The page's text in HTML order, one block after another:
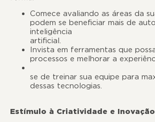
Comece avaliando as áreas da
podem se beneficiar mais de
inteligência
Invista em ferramentas que
processos e melhorar a
se de treinar sua equipe para
dessas tecnologias.
Estímulo à Criatividade e Inovação